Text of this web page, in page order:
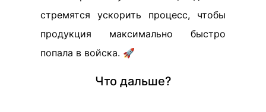
стремятся ускорить процесс, чтобы
продукция максимально быстро
попала в войска. 🚀
Что дальше?